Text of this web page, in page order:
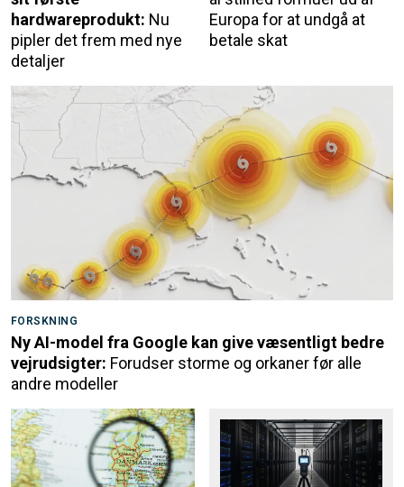
hardwareprodukt: Nu
pipler det frem med nye
detaljer
Europa for at undgå at
betale skat
FORSKNING
Ny AI-model fra Google kan give væsentligt bedre
vejrudsigter: Forudser storme og orkaner før alle
andre modeller